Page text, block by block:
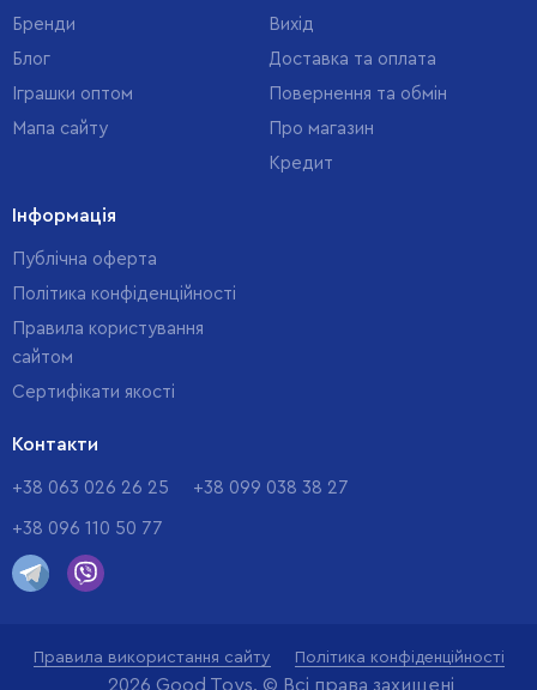
Бренди
Блог
Іграшки оптом
Мапа сайту
Вихід
Доставка та оплата
Повернення та обмін
Про магазин
Кредит
Інформація
Публічна оферта
Політика конфіденційності
Правила користування
сайтом
Cертифікати якості
Контакти
+38 063 026 26 25 +38 099 038 38 27
+38 096 110 50 77
Правила використання сайту Політика конфіденційності
2026 Good Toys. © Всі права захищені